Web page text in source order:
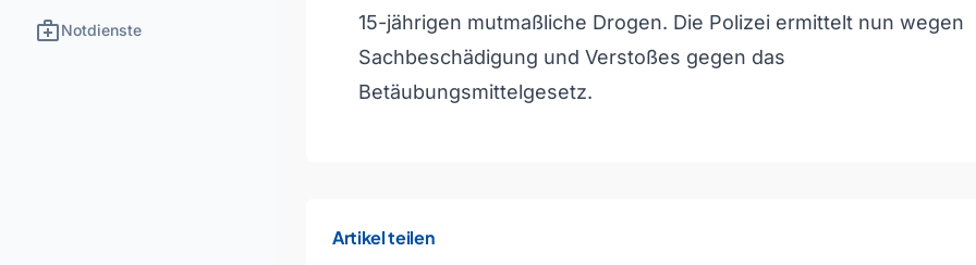
medical_servicesNotdienste
15-jährigen mutmaßliche Drogen. Die Polizei ermittelt nun wegen
Sachbeschädigung und Verstoßes gegen das
Betäubungsmittelgesetz.
Artikel teilen